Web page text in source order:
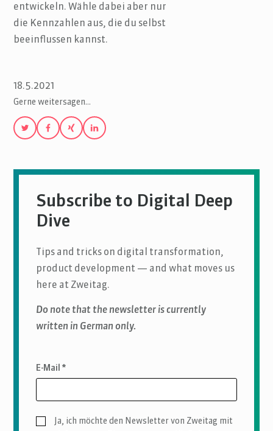
entwickeln. Wähle dabei aber nur
die Kennzahlen aus, die du selbst
beeinflussen kannst.
18.5.2021
Gerne weitersagen…
Subscribe to Digital Deep
Dive
Tips and tricks on digital transformation,
product development — and what moves us
here at Zweitag.
Do note that the newsletter is currently
written in German only.
E-Mail *
Ja, ich möchte den Newsletter von Zweitag mit